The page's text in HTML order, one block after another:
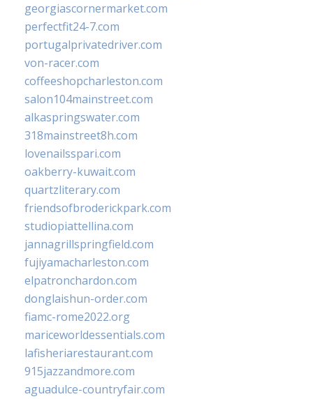
georgiascornermarket.com
perfectfit24-7.com
portugalprivatedriver.com
von-racer.com
coffeeshopcharleston.com
salon104mainstreet.com
alkaspringswater.com
318mainstreet8h.com
lovenailsspari.com
oakberry-kuwait.com
quartzliterary.com
friendsofbroderickpark.com
studiopiattellina.com
jannagrillspringfield.com
fujiyamacharleston.com
elpatronchardon.com
donglaishun-order.com
fiamc-rome2022.org
mariceworldessentials.com
lafisheriarestaurant.com
915jazzandmore.com
aguadulce-countryfair.com